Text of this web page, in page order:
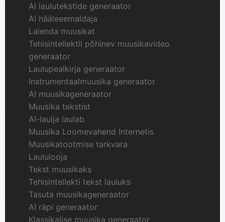
AI laulutekstide generaator
AI hääleeemaldaja
Laienda muusikat
Tehisintellektil põhinev muusikavideo
generaator
Laulupealkirja generaator
Instrumentaalmuusika generaator
AI muusikageneraator
Muusika tekstist
AI-laulja laulab
Muusika Loomevahend Internetis
Muusikatootmise tarkvara
Laululooja
Tekst muusikaks
Tehisintellekti tekst lauluks
Tasuta muusikageneraator
AI räpi generaator
Klassikalise muusika generaator